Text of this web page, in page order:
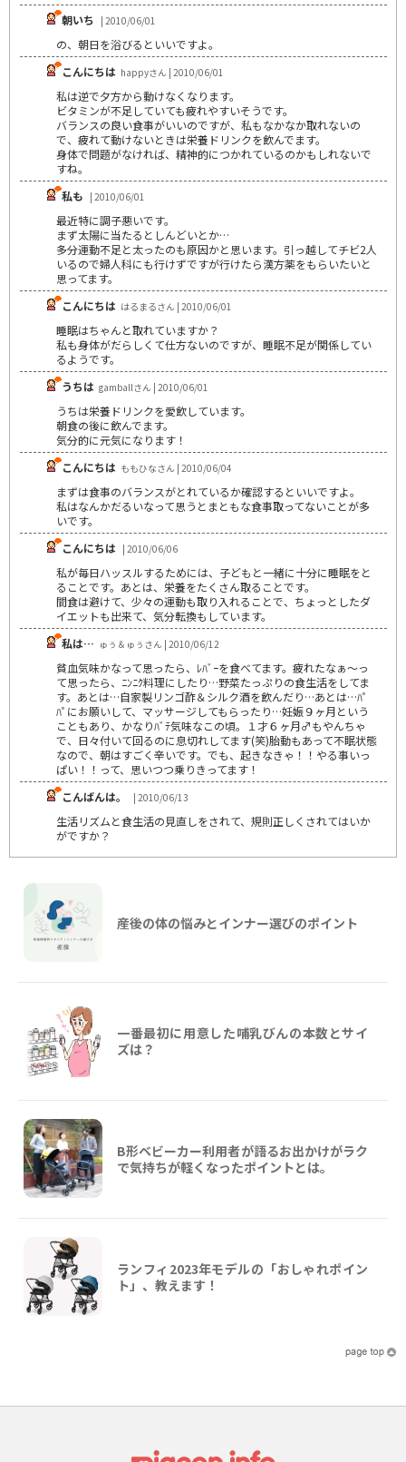
朝いち | 2010/06/01
の、朝日を浴びるといいですよ。
こんにちは happyさん | 2010/06/01
私は逆で夕方から動けなくなります。
ビタミンが不足していても疲れやすいそうです。
バランスの良い食事がいいのですが、私もなかなか取れないの
で、疲れて動けないときは栄養ドリンクを飲んでます。
身体で問題がなければ、精神的につかれているのかもしれないで
すね。
私も | 2010/06/01
最近特に調子悪いです。
まず太陽に当たるとしんどいとか…
多分運動不足と太ったのも原因かと思います。引っ越してチビ2人
いるので婦人科にも行けずですが行けたら漢方薬をもらいたいと
思ってます。
こんにちは はるまるさん | 2010/06/01
睡眠はちゃんと取れていますか？
私も身体がだらしくて仕方ないのですが、睡眠不足が関係してい
るようです。
うちは gamballさん | 2010/06/01
うちは栄養ドリンクを愛飲しています。
朝食の後に飲んでます。
気分的に元気になります！
こんにちは ももひなさん | 2010/06/04
まずは食事のバランスがとれているか確認するといいですよ。
私はなんかだるいなって思うとまともな食事取ってないことが多
いです。
こんにちは | 2010/06/06
私が毎日ハッスルするためには、子どもと一緒に十分に睡眠をと
ることです。あとは、栄養をたくさん取ることです。
間食は避けて、少々の運動も取り入れることで、ちょっとしたダ
イエットも出来て、気分転換もしています。
私は… ゅぅ＆ゅぅさん | 2010/06/12
貧血気味かなって思ったら、ﾚﾊﾞｰを食べてます。疲れたなぁ～っ
て思ったら、ﾆﾝﾆｸ料理にしたり…野菜たっぷりの食生活をしてま
す。あとは…自家製リンゴ酢＆シルク酒を飲んだり…あとは…ﾊﾟ
ﾊﾟにお願いして、マッサージしてもらったり…妊娠９ヶ月という
こともあり、かなりﾊﾞﾃ気味なこの頃。１才６ヶ月♂もやんちゃ
で、日々付いて回るのに息切れしてます(笑)胎動もあって不眠状態
なので、朝はすごく辛いです。でも、起きなきゃ！！やる事いっ
ぱい！！って、思いつつ乗りきってます！
こんばんは。
| 2010/06/13
生活リズムと食生活の見直しをされて、規則正しくされてはいか
がですか？
産後の体の悩みとインナー選びのポイント
一番最初に用意した哺乳びんの本数とサイ
ズは？
B形ベビーカー利用者が語るお出かけがラク
で気持ちが軽くなったポイントとは。
ランフィ2023年モデルの「おしゃれポイン
ト」、教えます！